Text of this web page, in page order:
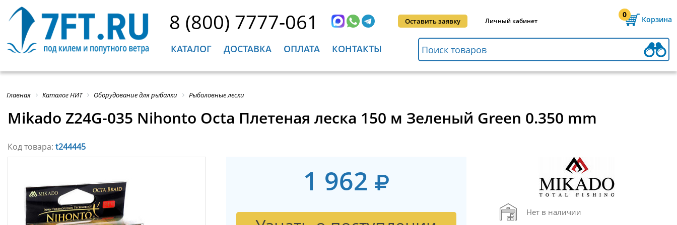
8 (800) 7777-061 Оставить заявку Личный кабинет
0
Корзина
КАТАЛОГ ДОСТАВКА ОПЛАТА КОНТАКТЫ
Главная Каталог НИТ Оборудование для рыбалки Рыболовные лески
Mikado Z24G-035 Nihonto Octa Плетеная леска 150 м Зеленый Green 0.350 mm
Код товара: t244445
1 962
Нет в наличии